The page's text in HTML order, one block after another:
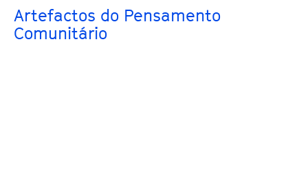
Artefactos do Pensamento
Comunitário